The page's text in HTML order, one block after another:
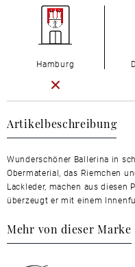
Artikelbeschreibung
Wunderschöner Ballerina in
Obermaterial, das Riemchen
Lackleder, machen aus diesen
überzeugt er mit einem
Mehr von dieser Marke
Hamburg